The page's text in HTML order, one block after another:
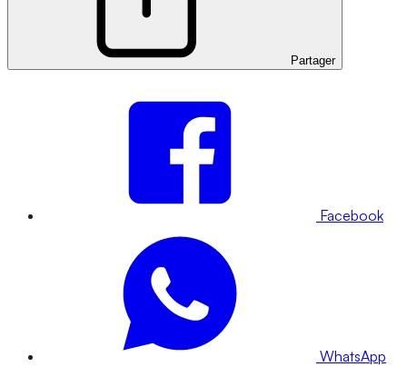
Partager
Facebook
WhatsApp